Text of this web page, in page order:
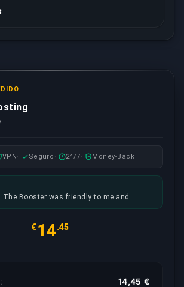
VPN Seguro 24/7 Money-Back
The Booster was friendly to me and
€14.45
14,45 €